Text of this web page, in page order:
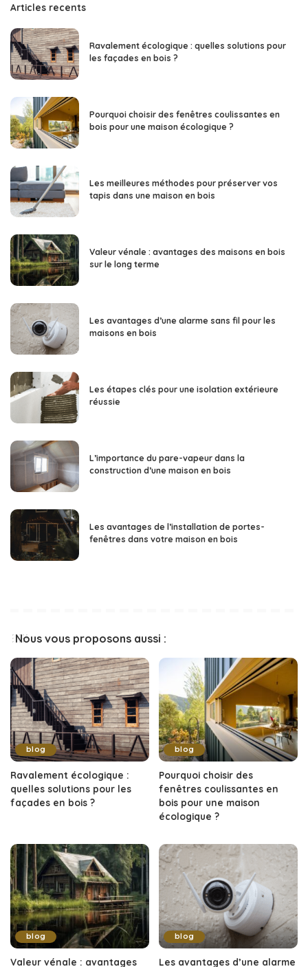
Articles recents
Ravalement écologique : quelles solutions pour
les façades en bois ?
Pourquoi choisir des fenêtres coulissantes en
bois pour une maison écologique ?
Les meilleures méthodes pour préserver vos
tapis dans une maison en bois
Valeur vénale : avantages des maisons en bois
sur le long terme
Les avantages d’une alarme sans fil pour les
maisons en bois
Les étapes clés pour une isolation extérieure
réussie
L’importance du pare-vapeur dans la
construction d’une maison en bois
Les avantages de l’installation de portes-
fenêtres dans votre maison en bois
Nous vous proposons aussi :
blog
Ravalement écologique :
quelles solutions pour les
façades en bois ?
blog
Pourquoi choisir des
fenêtres coulissantes en
bois pour une maison
écologique ?
blog
Valeur vénale : avantages
blog
Les avantages d’une alarme